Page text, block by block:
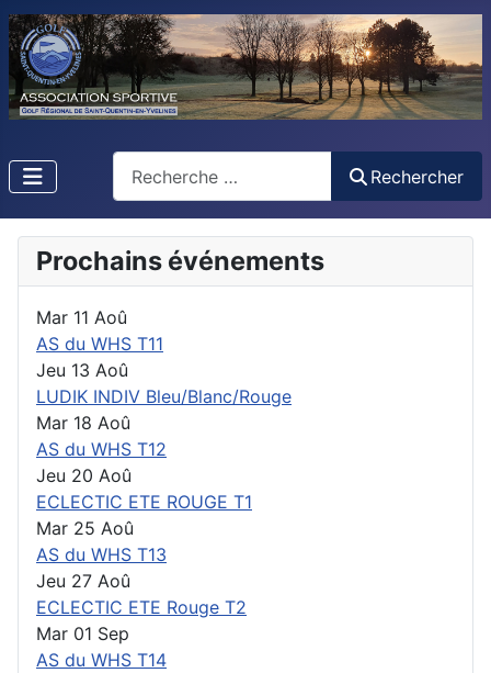
Rechercher
Prochains événements
Mar 11 Aoû
AS du WHS T11
Jeu 13 Aoû
LUDIK INDIV Bleu/Blanc/Rouge
Mar 18 Aoû
AS du WHS T12
Jeu 20 Aoû
ECLECTIC ETE ROUGE T1
Mar 25 Aoû
AS du WHS T13
Jeu 27 Aoû
ECLECTIC ETE Rouge T2
Mar 01 Sep
AS du WHS T14